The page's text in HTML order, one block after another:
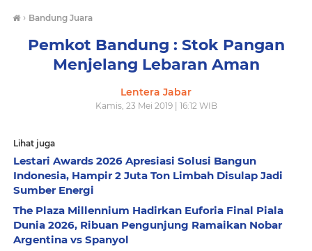
› Bandung Juara
Pemkot Bandung : Stok Pangan
Menjelang Lebaran Aman
Lentera Jabar
Kamis, 23 Mei 2019 | 16:12 WIB
Lihat juga
Lestari Awards 2026 Apresiasi Solusi Bangun
Indonesia, Hampir 2 Juta Ton Limbah Disulap Jadi
Sumber Energi
The Plaza Millennium Hadirkan Euforia Final Piala
Dunia 2026, Ribuan Pengunjung Ramaikan Nobar
Argentina vs Spanyol